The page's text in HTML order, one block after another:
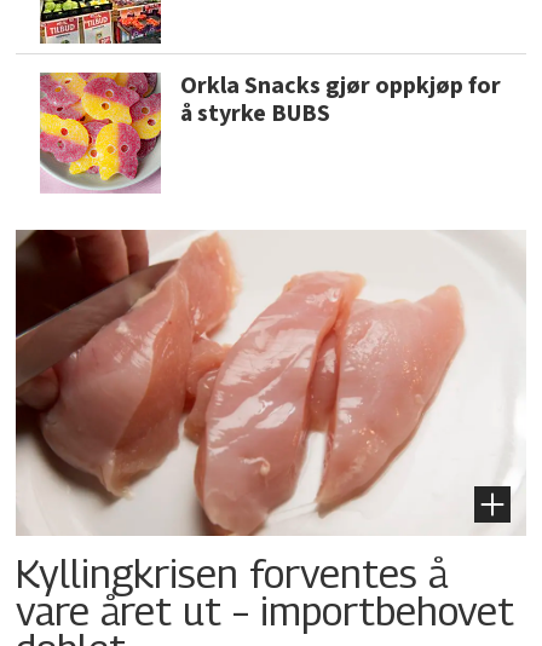
Orkla Snacks gjør oppkjøp for
å styrke BUBS
Kyllingkrisen forventes å
vare året ut – importbehovet